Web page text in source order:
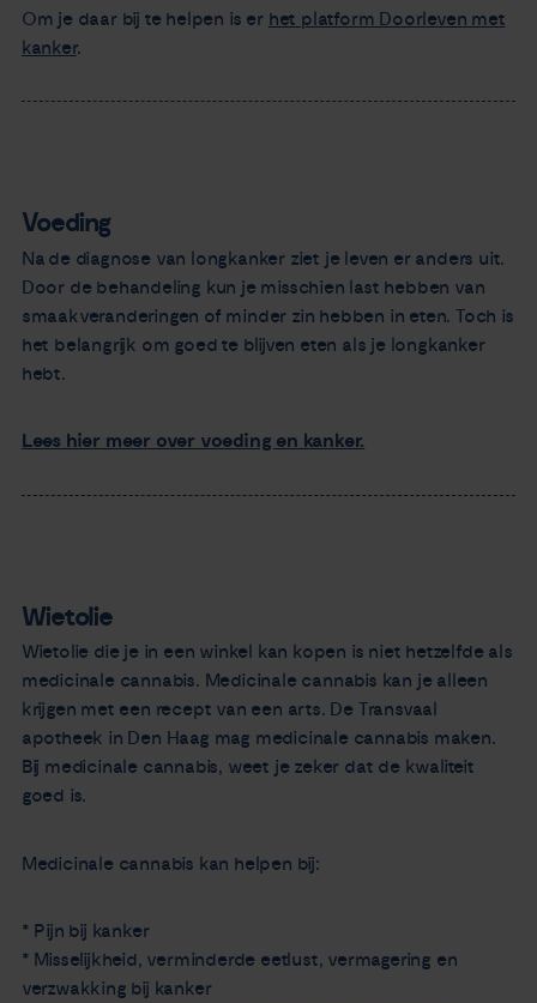
Om je daar bij te helpen is er het platform Doorleven met
kanker.
Voeding
Na de diagnose van longkanker ziet je leven er anders uit.
Door de behandeling kun je misschien last hebben van
smaakveranderingen of minder zin hebben in eten. Toch is
het belangrijk om goed te blijven eten als je longkanker
hebt.
Lees hier meer over voeding en kanker.
Wietolie
Wietolie die je in een winkel kan kopen is niet hetzelfde als
medicinale cannabis. Medicinale cannabis kan je alleen
krijgen met een recept van een arts. De Transvaal
apotheek in Den Haag mag medicinale cannabis maken.
Bij medicinale cannabis, weet je zeker dat de kwaliteit
goed is.
Medicinale cannabis kan helpen bij:
* Pijn bij kanker
* Misselijkheid, verminderde eetlust, vermagering en
verzwakking bij kanker